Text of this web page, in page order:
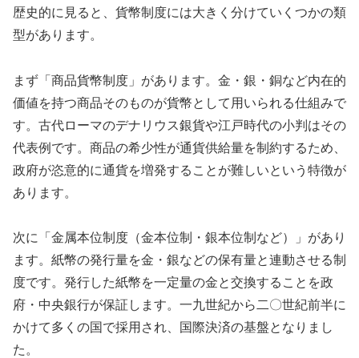
歴史的に見ると、貨幣制度には大きく分けていくつかの類
型があります。
まず「商品貨幣制度」があります。金・銀・銅など内在的
価値を持つ商品そのものが貨幣として用いられる仕組みで
す。古代ローマのデナリウス銀貨や江戸時代の小判はその
代表例です。商品の希少性が通貨供給量を制約するため、
政府が恣意的に通貨を増発することが難しいという特徴が
あります。
次に「金属本位制度（金本位制・銀本位制など）」があり
ます。紙幣の発行量を金・銀などの保有量と連動させる制
度です。発行した紙幣を一定量の金と交換することを政
府・中央銀行が保証します。一九世紀から二〇世紀前半に
かけて多くの国で採用され、国際決済の基盤となりまし
た。